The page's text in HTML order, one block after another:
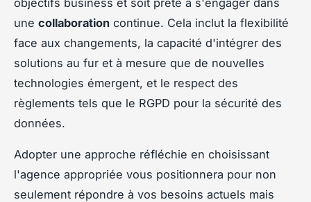
une collaboration continue. Cela inclut la flexibilité
face aux changements, la capacité d'intégrer des
solutions au fur et à mesure que de nouvelles
technologies émergent, et le respect des
règlements tels que le RGPD pour la sécurité des
données.
Adopter une approche réfléchie en choisissant
l'agence appropriée vous positionnera pour non
seulement répondre à vos besoins actuels mais